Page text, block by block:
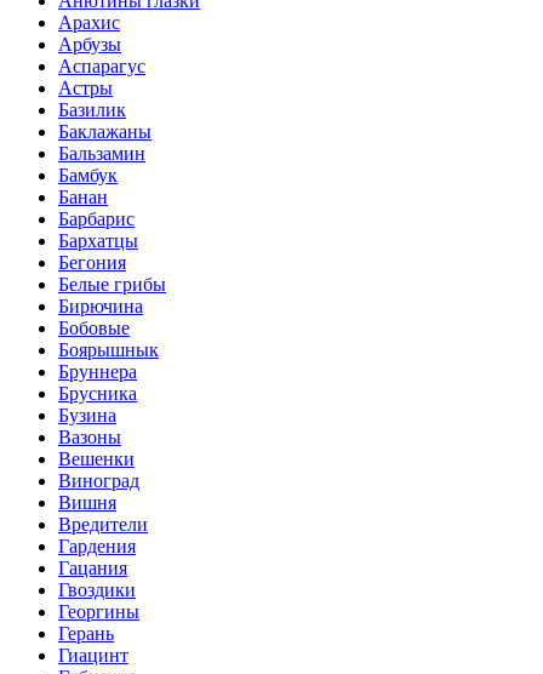
Арахис
Арбузы
Аспарагус
Астры
Базилик
Баклажаны
Бальзамин
Бамбук
Банан
Барбарис
Бархатцы
Бегония
Белые грибы
Бирючина
Бобовые
Боярышнык
Бруннера
Брусника
Бузина
Вазоны
Вешенки
Виноград
Вишня
Вредители
Гардения
Гацания
Гвоздики
Георгины
Герань
Гиацинт